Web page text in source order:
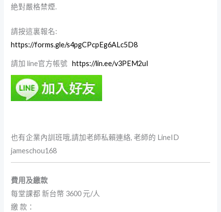
絶對嚴格禁煙.
請按這裏報名:
https://forms.gle/s4pgCPcpEg6ALc5D8
請加 line官方帳號https://lin.ee/v3PEM2uI
也有企業內訓班哦,請加老師私賴連絡, 老師的 LineID
jameschou168
費用及繳款
每堂課都 新台幣 3600 元/人
繳 款：